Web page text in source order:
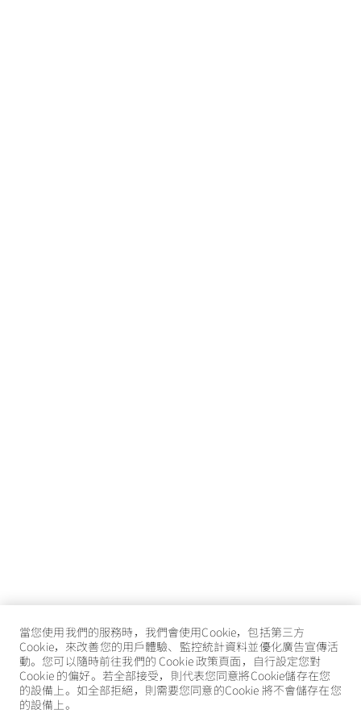
當您使用我們的服務時，我們會使用Cookie，包括第三方
Cookie，來改善您的用戶體驗、監控統計資料並優化廣告宣傳活
動。您可以隨時前往我們的 Cookie 政策頁面，自行設定您對
Cookie 的偏好。若全部接受，則代表您同意將Cookie儲存在您
的設備上。如全部拒絕，則需要您同意的Cookie 將不會儲存在您
的設備上。